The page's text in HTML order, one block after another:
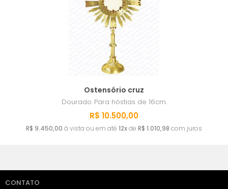
Ostensório cruz
Dourado. Para hóstias de 16cm.
R$ 10.500,00
R$ 9.450,00 à vista ou em até 12xde R$ 1.010,98 com juros
CONTATO